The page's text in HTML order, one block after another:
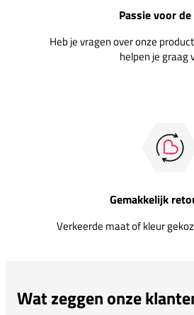
Passie voor
Heb je vragen over onze
helpen je graag
Gemakkelijk
Verkeerde maat of kleur
Wat zeggen onze